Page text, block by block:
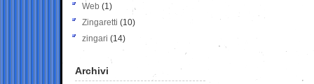
Web (1)
Zingaretti (10)
zingari (14)
Archivi